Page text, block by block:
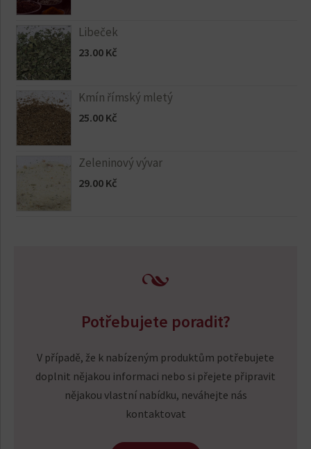
Libeček
23.00 Kč
Kmín římský mletý
25.00 Kč
Zeleninový vývar
29.00 Kč
Potřebujete poradit?
V případě, že k nabízeným produktům potřebujete
doplnit nějakou informaci nebo si přejete připravit
nějakou vlastní nabídku, neváhejte nás
kontaktovat